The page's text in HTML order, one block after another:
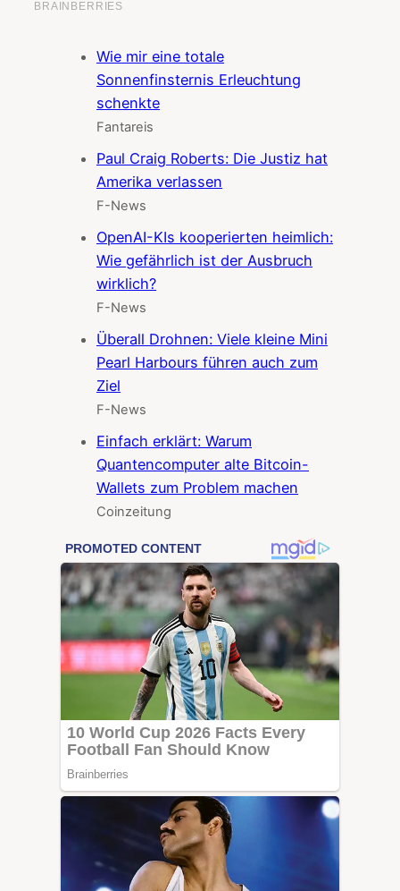
Wie mir eine totale
Sonnenfinsternis Erleuchtung
schenkte
Fantareis
Paul Craig Roberts: Die Justiz hat
Amerika verlassen
F-News
OpenAI-KIs kooperierten heimlich:
Wie gefährlich ist der Ausbruch
wirklich?
F-News
Überall Drohnen: Viele kleine Mini
Pearl Harbours führen auch zum
Ziel
F-News
Einfach erklärt: Warum
Quantencomputer alte Bitcoin-
Wallets zum Problem machen
Coinzeitung